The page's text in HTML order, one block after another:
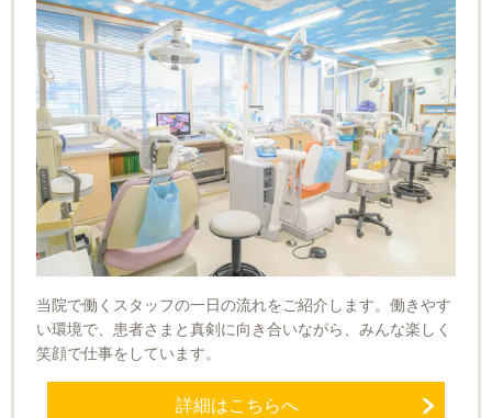
当院で働くスタッフの一日の流れをご紹介します。働きやす
い環境で、患者さまと真剣に向き合いながら、みんな楽しく
笑顔で仕事をしています。
詳細はこちらへ